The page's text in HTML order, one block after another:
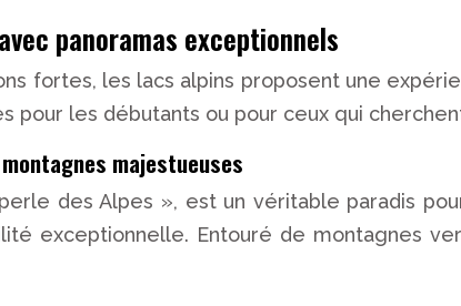
panoramas exceptionnels
fortes, les lacs alpins proposent une
pour les débutants ou pour ceux qui
majestueuses
des Alpes », est un véritable paradis
exceptionnelle. Entouré de montagnes